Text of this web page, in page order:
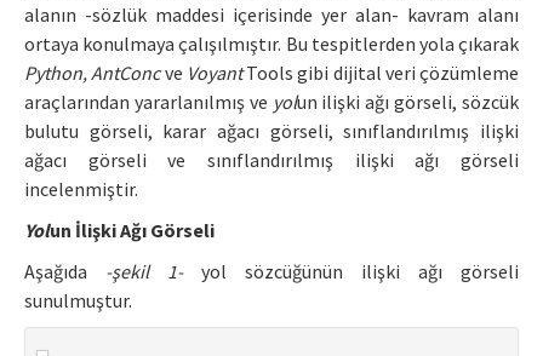
alanın -sözlük maddesi içerisinde yer alan- kavram alanı
ortaya konulmaya çalışılmıştır. Bu tespitlerden yola çıkarak
Python, AntConcve VoyantTools gibi dijital veri çözümleme
araçlarından yararlanılmış ve yolun ilişki ağı görseli, sözcük
bulutu görseli, karar ağacı görseli, sınıflandırılmış ilişki
ağacı görseli ve sınıflandırılmış ilişki ağı görseli
incelenmiştir.
Yolun İlişki Ağı Görseli
Aşağıda -şekil 1-yol sözcüğünün ilişki ağı görseli
sunulmuştur.